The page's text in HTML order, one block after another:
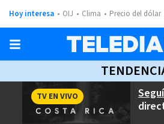
Hoy interesa OIJ Clima Precio del dólar
TV EN VIVO